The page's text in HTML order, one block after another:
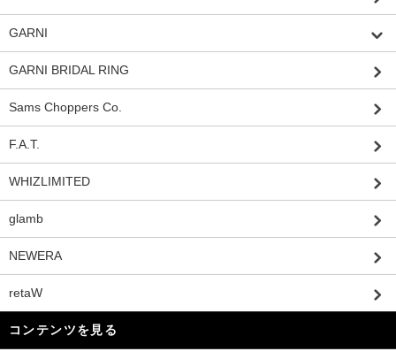
GARNI
GARNI BRIDAL RING
Sams Choppers Co.
F.A.T.
WHIZLIMITED
glamb
NEWERA
retaW
コンテンツを見る